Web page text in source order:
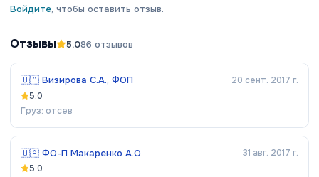
Войдите, чтобы оставить отзыв.
Отзывы 5.086 отзывов
🇺🇦 Визирова С.А., ФОП
20 сент. 2017 г.
5.0
Груз: отсев
🇺🇦 ФО-П Макаренко А.О.
31 авг. 2017 г.
5.0